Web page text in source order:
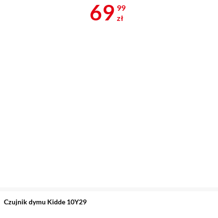
Cena 69,99
69 99
zł
Czujnik dymu Kidde 10Y29